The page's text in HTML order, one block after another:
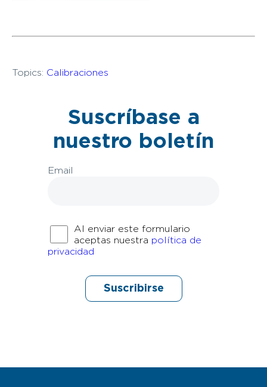
Topics: Calibraciones
Suscríbase a
nuestro boletín
Email
Al enviar este formulario
aceptas nuestra política de
privacidad